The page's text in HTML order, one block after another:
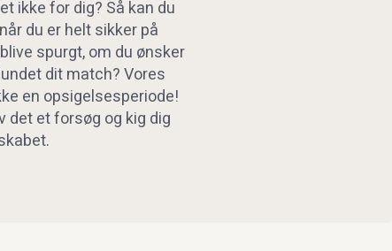
ikke for dig? Så kan du
du er helt sikker på
spurgt, om du ønsker
dit match? Vores
en opsigelsesperiode!
det et forsøg og kig dig